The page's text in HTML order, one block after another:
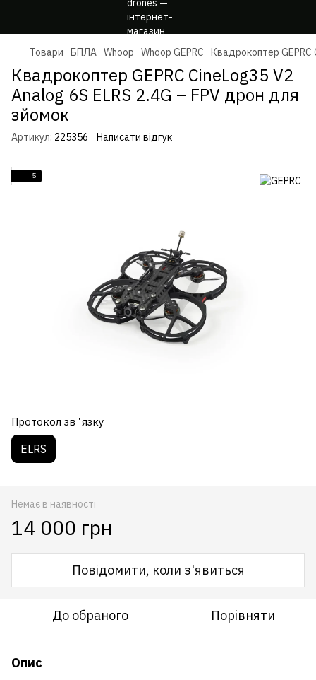
Товари БПЛА Whoop Whoop GEPRC Квадрокоптер GEPRC
Квадрокоптер GEPRC CineLog35 V2
Analog 6S ELRS 2.4G – FPV дрон для
зйомок
Артикул: 225356 Написати відгук
5
Протокол звʼязку
ELRS
Немає в наявності
14 000 грн
Повідомити, коли з'явиться
До обраного Порівняти
Опис